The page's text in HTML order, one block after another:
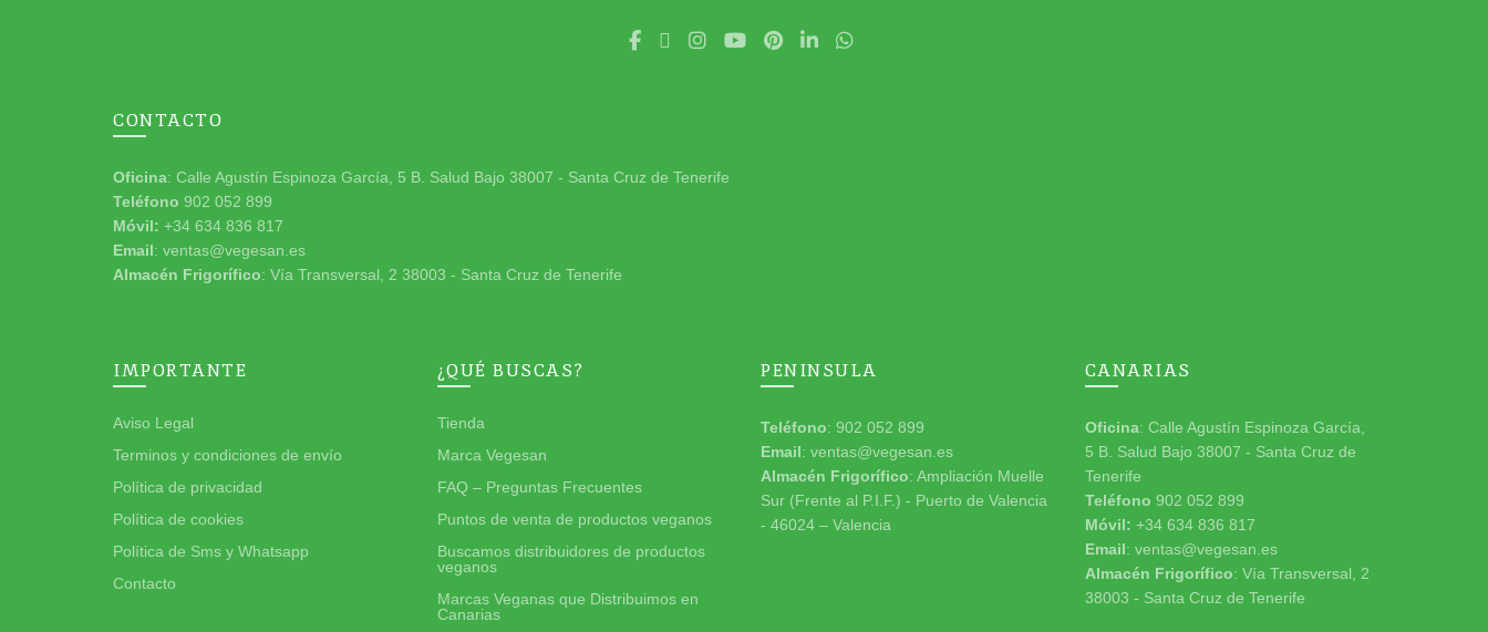
CONTACTO
Oficina: Calle Agustín Espinoza García, 5 B. Salud Bajo 38007 - Santa Cruz de Tenerife
Teléfono 902 052 899
Móvil: +34 634 836 817
Email: ventas@vegesan.es
Almacén Frigorífico: Vía Transversal, 2 38003 - Santa Cruz de Tenerife
IMPORTANTE
Aviso Legal
Terminos y condiciones de envío
Política de privacidad
Política de cookies
Política de Sms y Whatsapp
Contacto
¿QUÉ BUSCAS?
Tienda
Marca Vegesan
FAQ – Preguntas Frecuentes
Puntos de venta de productos veganos
Buscamos distribuidores de productos
veganos
Marcas Veganas que Distribuimos en
Canarias
PENINSULA
Teléfono: 902 052 899
Email: ventas@vegesan.es
Almacén Frigorífico: Ampliación Muelle
Sur (Frente al P.I.F.) - Puerto de Valencia
- 46024 – Valencia
CANARIAS
Oficina: Calle Agustín Espinoza García,
5 B. Salud Bajo 38007 - Santa Cruz de
Tenerife
Teléfono 902 052 899
Móvil: +34 634 836 817
Email: ventas@vegesan.es
Almacén Frigorífico: Vía Transversal, 2
38003 - Santa Cruz de Tenerife